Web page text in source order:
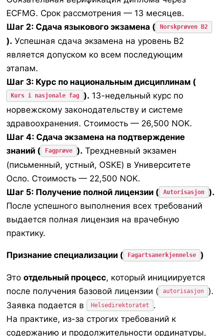
ECFMG. Срок рассмотрения — 13 месяцев.
Шаг 2: Сдача языкового экзамена (
Norskprøven B2
). Успешная сдача экзамена на уровень B2
является допуском ко всем последующим
этапам.
Шаг 3: Курс по национальным дисциплинам (
Kurs i nasjonale fag ). 13-недельный курс по
норвежскому законодательству и системе
здравоохранения. Стоимость — 26,500 NOK.
Шаг 4: Сдача экзамена на подтверждение
знаний (
Fagprøve ). Трехдневный экзамен
(письменный, устный, OSKE) в Университете
Осло. Стоимость — 22,500 NOK.
Шаг 5: Получение полной лицензии (
Autorisasjon
).
После успешного выполнения всех требований
выдается полная лицензия на врачебную
практику.
Признание специализации ( Fagartsanerkjennelse )
Это отдельный процесс, который инициируется
после получения базовой лицензии ( autorisasjon
).
Заявка подается в
Helsedirektoratet
.
На практике, из-за строгих требований к
содержанию и продолжительности ординатуры,